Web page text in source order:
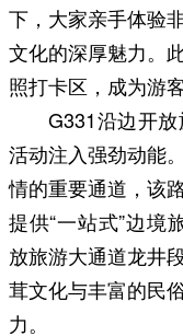
下，大家亲手体验
文化的深厚魅力。
照打卡区，成为游
G331沿边开
活动注入强劲动能
情的重要通道，该
提供“一站式”边境
放旅游大通道龙井
茸文化与丰富的民
力。